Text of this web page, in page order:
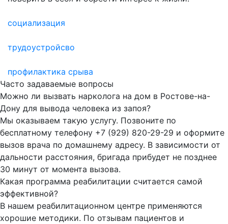
социализация
трудоустройсво
профилактика срыва
Часто задаваемые вопросы
Можно ли вызвать нарколога на дом в Ростове-на-
Дону для вывода человека из запоя?
Мы оказываем такую услугу. Позвоните по
бесплатному телефону +7 (929) 820-29-29 и оформите
вызов врача по домашнему адресу. В зависимости от
дальности расстояния, бригада прибудет не позднее
30 минут от момента вызова.
Какая программа реабилитации считается самой
эффективной?
В нашем реабилитационном центре применяются
хорошие методики. По отзывам пациентов и